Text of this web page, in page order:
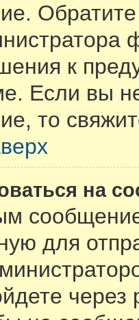
к
Если вы
то
на
для